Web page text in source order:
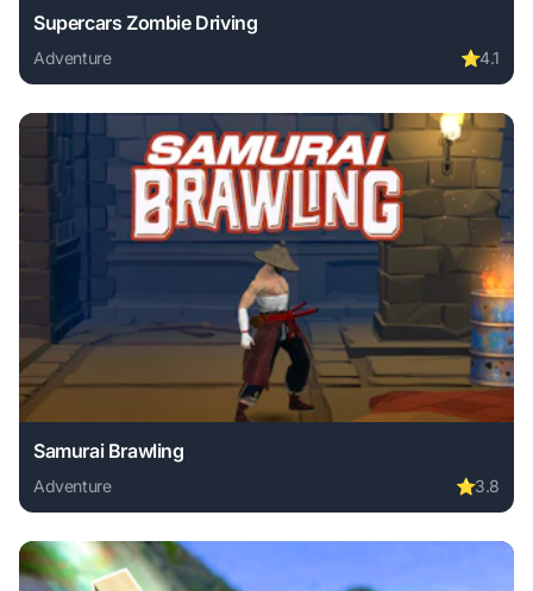
Supercars Zombie Driving
Adventure ⭐4.1
Play Supercars Zombie Driving online free. adventure
Samurai Brawling
Adventure ⭐3.8
Play Samurai Brawling online free. adventure game, no